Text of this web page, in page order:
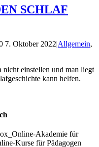
SCHLAF
7. Oktober 2022|Allgemein,
einstellen und man liegt
kann helfen.